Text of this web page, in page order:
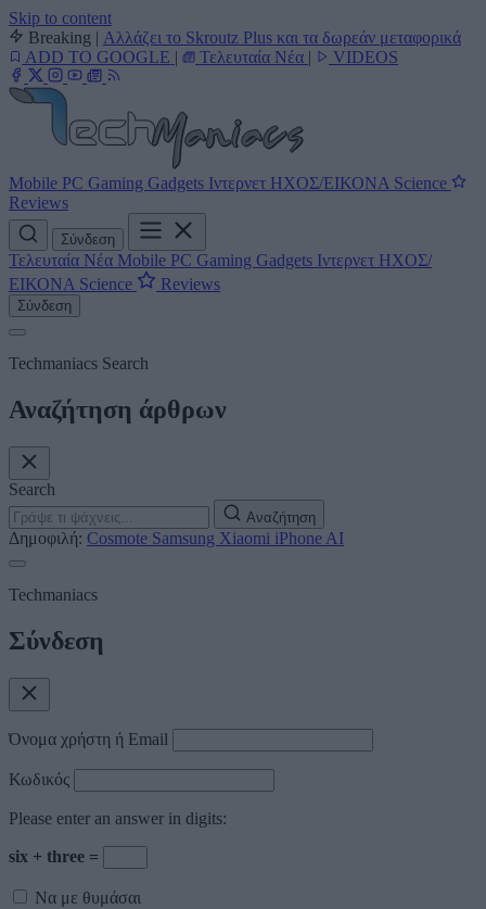
Skip to content
Breaking | Αλλάζει το Skroutz Plus και τα δωρεάν μεταφορικά
ADD TO GOOGLE | Τελευταία Νέα | VIDEOS
Mobile PC Gaming Gadgets Ιντερνετ ΗΧΟΣ/ΕΙΚΟΝΑ Science
Reviews
Σύνδεση
Τελευταία Νέα Mobile PC Gaming Gadgets Ιντερνετ ΗΧΟΣ/
ΕΙΚΟΝΑ Science Reviews
Σύνδεση
Techmaniacs Search
Αναζήτηση άρθρων
Search
Αναζήτηση
Δημοφιλή: Cosmote Samsung Xiaomi iPhone AI
Techmaniacs
Σύνδεση
Όνομα χρήστη ή Email
Κωδικός
Please enter an answer in digits:
six + three =
Να με θυμάσαι